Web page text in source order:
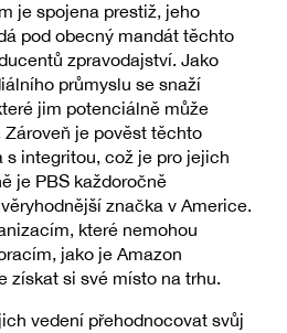
je spojena prestiž, jeho
pod obecný mandát těchto
zpravodajství. Jako
průmyslu se snaží
jim potenciálně může
je pověst těchto
integritou, což je pro jejich
je PBS každoročně
značka v Americe.
které nemohou
jako je Amazon
získat si své místo na trhu.
vedení přehodnocovat svůj